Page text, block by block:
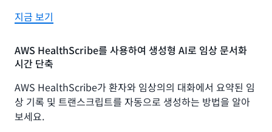
지금 보기
AWS HealthScribe를 사용하여 생성형 AI로 임상 문서화
시간 단축
AWS HealthScribe가 환자와 임상의의 대화에서 요약된 임
상 기록 및 트랜스크립트를 자동으로 생성하는 방법을 알아
보세요.